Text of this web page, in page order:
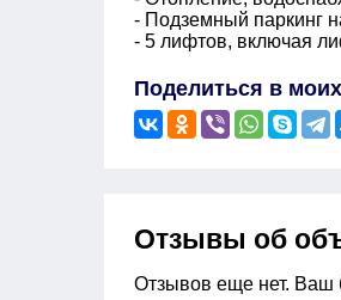
- Подземный паркинг
- 5 лифтов, включая
Поделиться в
Отзывы об
Отзывов еще нет. Ваш